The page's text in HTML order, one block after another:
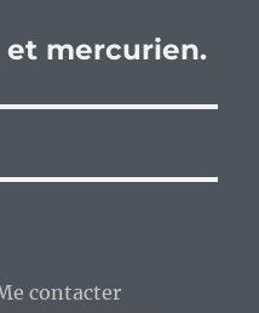
et mercurien.
contacter